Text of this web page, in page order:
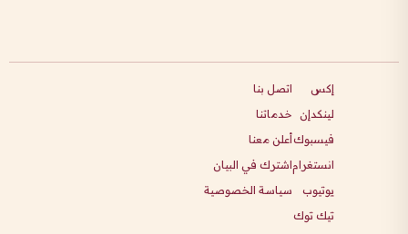
إكس
لينكدإن
فيسبوك
انستغرام
يوتيوب
تيك توك
اتصل بنا
خدماتنا
أعلن معنا
اشترك في البيان
سياسة الخصوصية